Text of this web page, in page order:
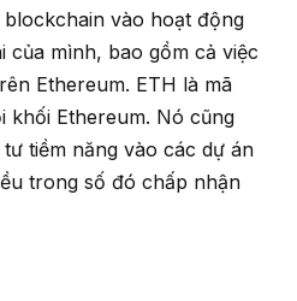
vào hoạt động
của mình, bao gồm cả việc
Ethereum. ETH là mã
khối Ethereum. Nó cũng
tiềm năng vào các dự án
trong số đó chấp nhận